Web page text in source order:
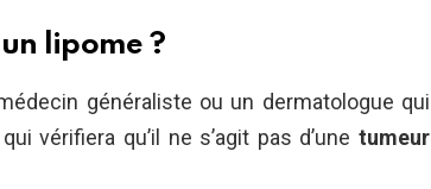
lipome ?
généraliste ou un dermatologue qui
vérifiera qu’il ne s’agit pas d’une tumeur